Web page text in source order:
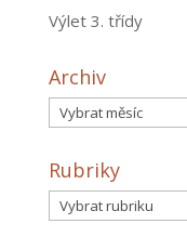
Výlet 3. třídy
Archiv
Archiv
Rubriky
Rubriky